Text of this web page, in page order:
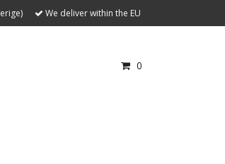
We deliver within the EU
0